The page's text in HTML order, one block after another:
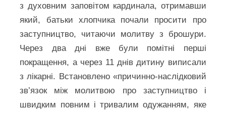
з духовним заповітом кардинала, отримавши
який, батьки хлопчика почали просити про
заступництво, читаючи молитву з брошури.
Через два дні вже були помітні перші
покращення, а через 11 днів дитину виписали
з лікарні. Встановлено «причинно-наслідковий
зв’язок між молитвою про заступництво і
швидким повним і тривалим одужанням, яке